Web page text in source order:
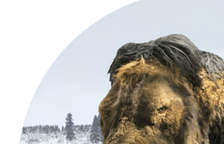
ook
klimaatverandering,
waarom